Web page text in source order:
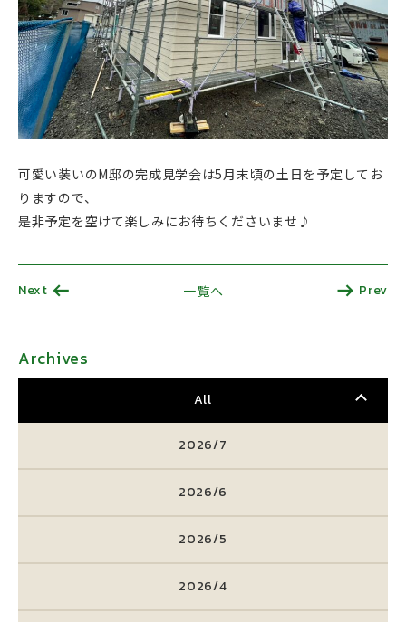
可愛い装いのM邸の完成見学会は5月末頃の土日を予定してお
りますので、
是非予定を空けて楽しみにお待ちくださいませ♪
Next 一覧へ Prev
Archives
All
2026/7
2026/6
2026/5
2026/4